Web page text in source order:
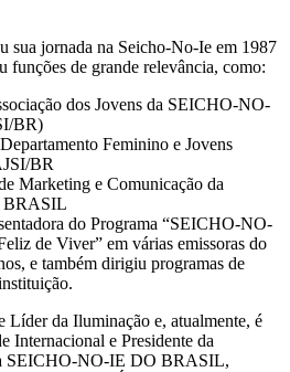
sua jornada na Seicho-No-Ie em 1987
funções de grande relevância, como:
dos Jovens da SEICHO-NO-
BR)
Feminino e Jovens
BR
Marketing e Comunicação da
BRASIL
do Programa “SEICHO-NO-
de Viver” em várias emissoras do
e também dirigiu programas de
Líder da Iluminação e, atualmente, é
Internacional e Presidente da
SEICHO-NO-IE DO BRASIL,